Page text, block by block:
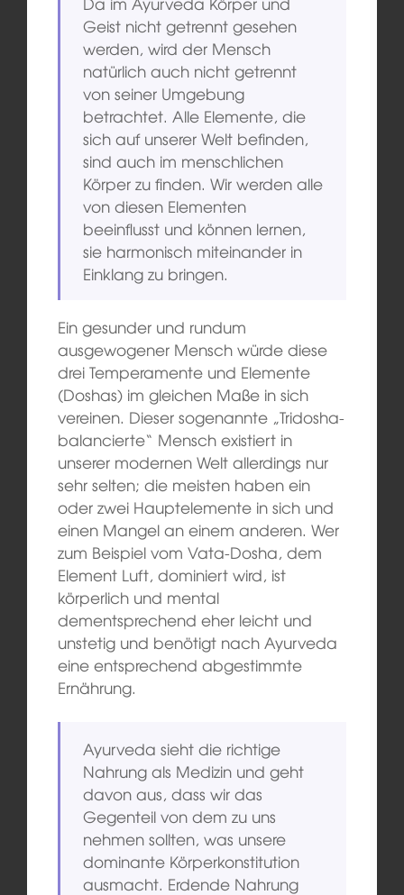
Geist nicht getrennt gesehen
werden, wird der Mensch
natürlich auch nicht getrennt
von seiner Umgebung
betrachtet. Alle Elemente, die
sich auf unserer Welt befinden,
sind auch im menschlichen
Körper zu finden. Wir werden alle
von diesen Elementen
beeinflusst und können lernen,
sie harmonisch miteinander in
Einklang zu bringen.
Ein gesunder und rundum
ausgewogener Mensch würde diese
drei Temperamente und Elemente
(Doshas) im gleichen Maße in sich
vereinen. Dieser sogenannte „Tridosha-
balancierte“ Mensch existiert in
unserer modernen Welt allerdings nur
sehr selten; die meisten haben ein
oder zwei Hauptelemente in sich und
einen Mangel an einem anderen. Wer
zum Beispiel vom Vata-Dosha, dem
Element Luft, dominiert wird, ist
körperlich und mental
dementsprechend eher leicht und
unstetig und benötigt nach Ayurveda
eine entsprechend abgestimmte
Ernährung.
Ayurveda sieht die richtige
Nahrung als Medizin und geht
davon aus, dass wir das
Gegenteil von dem zu uns
nehmen sollten, was unsere
dominante Körperkonstitution
ausmacht. Erdende Nahrung